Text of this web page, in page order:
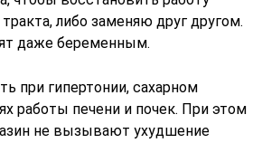
либо заменяю друг другом.
даже беременным.
при гипертонии, сахарном
работы печени и почек. При этом
не вызывают ухудшение